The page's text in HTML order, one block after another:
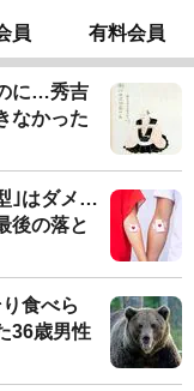
員 有料会員
に…秀吉
なかった
｣はダメ…
後の落と
食べら
36歳男性